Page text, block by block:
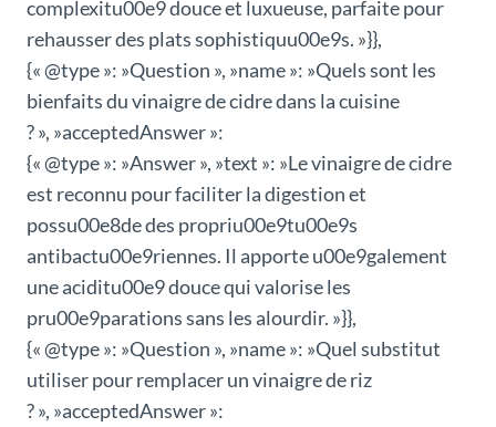
complexitu00e9 douce et luxueuse, parfaite pour
rehausser des plats sophistiquu00e9s. »}},
{« @type »: »Question », »name »: »Quels sont les
bienfaits du vinaigre de cidre dans la cuisine
? », »acceptedAnswer »:
{« @type »: »Answer », »text »: »Le vinaigre de cidre
est reconnu pour faciliter la digestion et
possu00e8de des propriu00e9tu00e9s
antibactu00e9riennes. Il apporte u00e9galement
une aciditu00e9 douce qui valorise les
pru00e9parations sans les alourdir. »}},
{« @type »: »Question », »name »: »Quel substitut
utiliser pour remplacer un vinaigre de riz
? », »acceptedAnswer »: